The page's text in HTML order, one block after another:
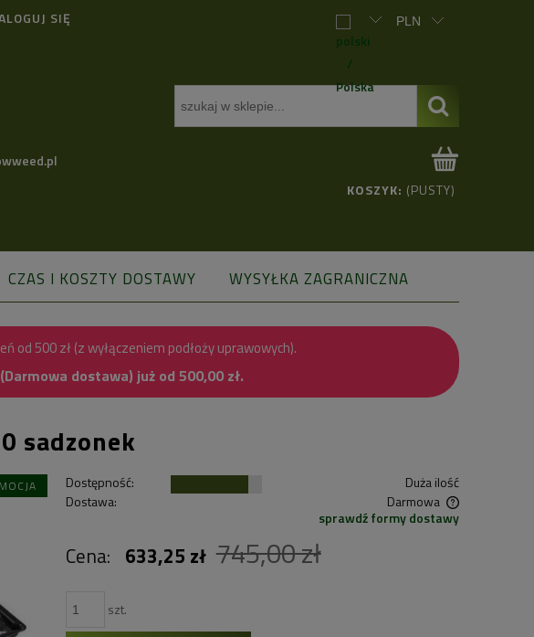
SIĘ
KOSZYK: (PUSTY)
CZAS I KOSZTY DOSTAWY
WYSYŁKA ZAGRANICZNA
od 500 zł (z wyłączeniem podłoży uprawowych).
dostawa) już od 500,00 zł.
sadzonek
Dostępność:
Duża ilość
Dostawa:
Darmowa
Cena nie zawiera ewentualnych kosztów
płatności
sprawdź formy dostawy
Cena: 633,25 zł 745,00 zł
szt.